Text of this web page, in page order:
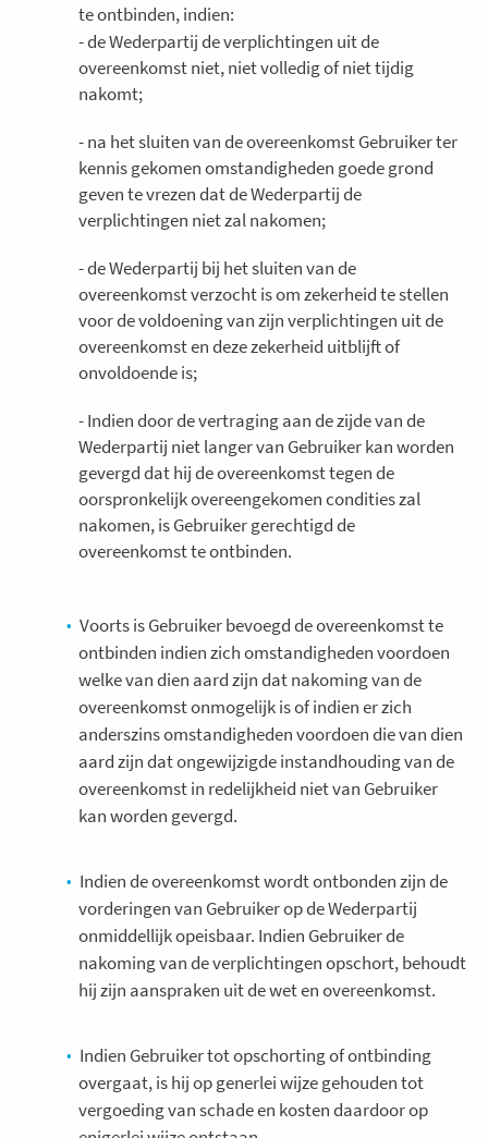
te ontbinden, indien:
- de Wederpartij de verplichtingen uit de
overeenkomst niet, niet volledig of niet tijdig
nakomt;
- na het sluiten van de overeenkomst Gebruiker ter
kennis gekomen omstandigheden goede grond
geven te vrezen dat de Wederpartij de
verplichtingen niet zal nakomen;
- de Wederpartij bij het sluiten van de
overeenkomst verzocht is om zekerheid te stellen
voor de voldoening van zijn verplichtingen uit de
overeenkomst en deze zekerheid uitblijft of
onvoldoende is;
- Indien door de vertraging aan de zijde van de
Wederpartij niet langer van Gebruiker kan worden
gevergd dat hij de overeenkomst tegen de
oorspronkelijk overeengekomen condities zal
nakomen, is Gebruiker gerechtigd de
overeenkomst te ontbinden.
Voorts is Gebruiker bevoegd de overeenkomst te
ontbinden indien zich omstandigheden voordoen
welke van dien aard zijn dat nakoming van de
overeenkomst onmogelijk is of indien er zich
anderszins omstandigheden voordoen die van dien
aard zijn dat ongewijzigde instandhouding van de
overeenkomst in redelijkheid niet van Gebruiker
kan worden gevergd.
Indien de overeenkomst wordt ontbonden zijn de
vorderingen van Gebruiker op de Wederpartij
onmiddellijk opeisbaar. Indien Gebruiker de
nakoming van de verplichtingen opschort, behoudt
hij zijn aanspraken uit de wet en overeenkomst.
Indien Gebruiker tot opschorting of ontbinding
overgaat, is hij op generlei wijze gehouden tot
vergoeding van schade en kosten daardoor op